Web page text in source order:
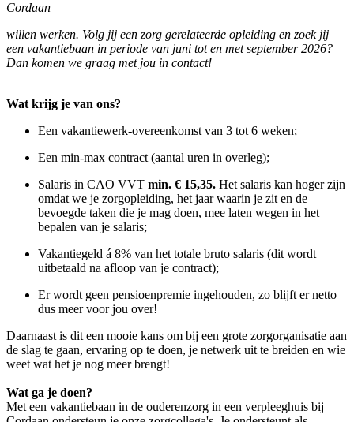
Cordaan
willen werken. Volg jij een zorg gerelateerde opleiding en zoek jij
een vakantiebaan in periode van juni tot en met september 2026?
Dan komen we graag met jou in contact!
Wat krijg je van ons?
Een vakantiewerk-overeenkomst van 3 tot 6 weken;
Een min-max contract (aantal uren in overleg);
Salaris in CAO VVT min. € 15,35. Het salaris kan hoger zijn
omdat we je zorgopleiding, het jaar waarin je zit en de
bevoegde taken die je mag doen, mee laten wegen in het
bepalen van je salaris;
Vakantiegeld á 8% van het totale bruto salaris (dit wordt
uitbetaald na afloop van je contract);
Er wordt geen pensioenpremie ingehouden, zo blijft er netto
dus meer voor jou over!
Daarnaast is dit een mooie kans om bij een grote zorgorganisatie aan
de slag te gaan, ervaring op te doen, je netwerk uit te breiden en wie
weet wat het je nog meer brengt!
Wat ga je doen?
Met een vakantiebaan in de ouderenzorg in een verpleeghuis bij